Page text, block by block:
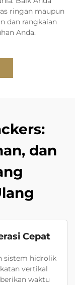
ringan maupun
dan rangkaian
Anda.
dan
Cepat
sistem hidrolik
vertikal
waktu